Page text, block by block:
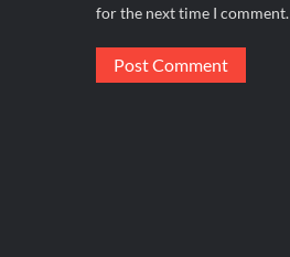
for the next time I comment.